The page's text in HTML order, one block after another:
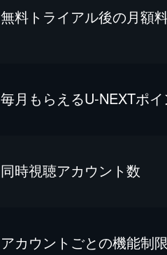
無料トライアル後の⽉額
毎⽉もらえるU-NEXTポイ
同時視聴アカウント数
アカウントごとの機能制